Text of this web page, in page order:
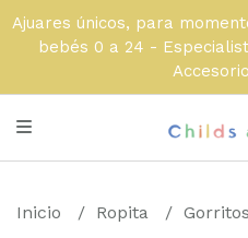
Ajuares únicos, para
bebés 0 a 24 -
Inicio Ropita Gorritos